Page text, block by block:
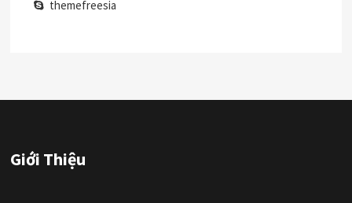
themefreesia
Giới Thiệu